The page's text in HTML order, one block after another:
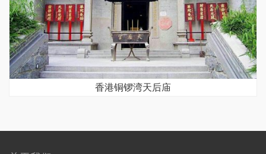
香港铜锣湾天后庙